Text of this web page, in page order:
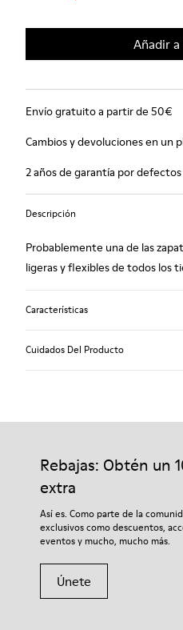
Añadir a
Envío gratuito a partir de 50€
Cambios y devoluciones en un
2 años de garantía por
Descripción
Probablemente una de las
ligeras y flexibles de todos los
Características
Cuidados Del Producto
Nuestros zapatos se han
garantizará que duren más
Si deseas obtener información
tu par, visita nuestraGuía para
Rebajas: Obtén un
extra
Así es. Como parte de la
exclusivos como descuentos,
eventos y mucho, mucho más.
Únete